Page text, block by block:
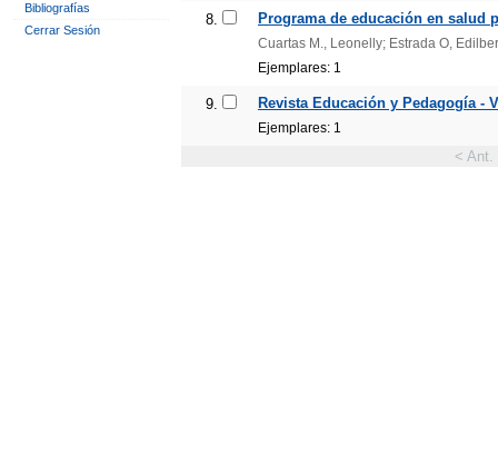
Bibliografías
Cerrar Sesión
8. Programa de educación en salud
Cuartas M., Leonelly; Estrada O,
Ejemplares: 1
9. Revista Educación y Pedagogía -
Ejemplares: 1
< Ant.